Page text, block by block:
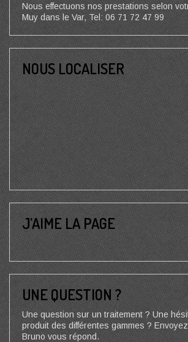
Nous effectuons nos prestations selon
Muy dans le Var, Tel: 06 71 72 47 99
NOUS LOCALISER
J’AIME LA PAGE
UNE QUESTION ?
Une question sur un traitement ? Une
produit des différentes gammes ?
Bruno vous répond.